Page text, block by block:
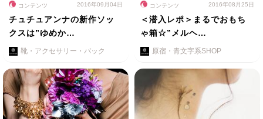
コンテンツ 2016年09月04日
チュチュアンナの新作ソッ
クスは”ゆめか…
靴・アクセサリー・バック
コンテンツ 2016年08月25日
＜潜入レポ＞まるでおもち
ゃ箱☆”メルヘ…
原宿・青文字系SHOP